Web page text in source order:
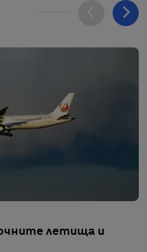
летища и